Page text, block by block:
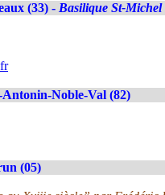
(33) - Basilique St-Michel
Antonin-Noble-Val (82)
(05)